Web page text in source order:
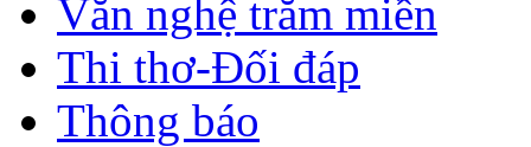
Văn nghệ trăm miền
Thi thơ-Đối đáp
Thông báo